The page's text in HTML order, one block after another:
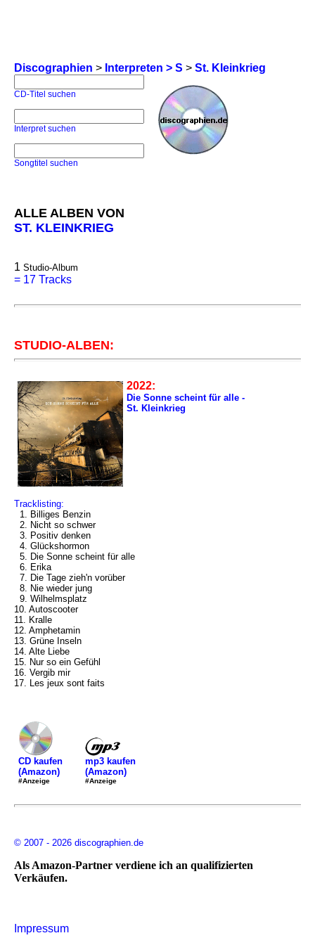
Discographien > Interpreten > S > St. Kleinkrieg
CD-Titel suchen
Interpret suchen
Songtitel suchen
ALLE ALBEN VON
ST. KLEINKRIEG
1 Studio-Album
= 17 Tracks
STUDIO-ALBEN:
2022:
Die Sonne scheint für alle -
St. Kleinkrieg
Tracklisting:
1. Billiges Benzin
2. Nicht so schwer
3. Positiv denken
4. Glückshormon
5. Die Sonne scheint für alle
6. Erika
7. Die Tage zieh'n vorüber
8. Nie wieder jung
9. Wilhelmsplatz
10. Autoscooter
11. Kralle
12. Amphetamin
13. Grüne Inseln
14. Alte Liebe
15. Nur so ein Gefühl
16. Vergib mir
17. Les jeux sont faits
CD kaufen
(Amazon)
#Anzeige
mp3 kaufen
(Amazon)
#Anzeige
© 2007 - 2026 discographien.de
Als Amazon-Partner verdiene ich an qualifizierten
Verkäufen.
Impressum